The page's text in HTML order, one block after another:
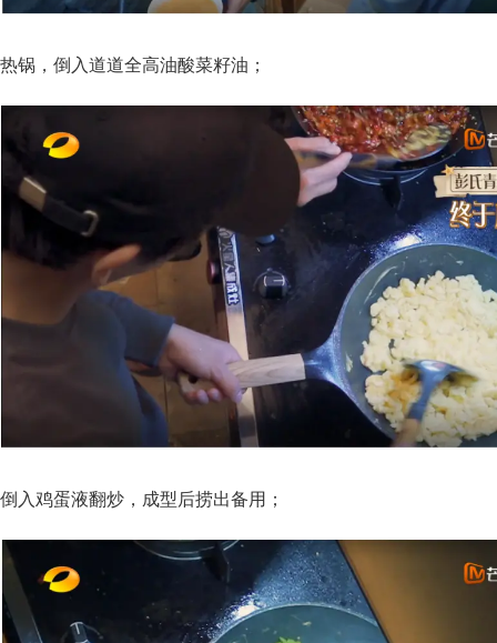
热锅，倒入道道全高油酸菜籽油；
倒入鸡蛋液翻炒，成型后捞出备用；